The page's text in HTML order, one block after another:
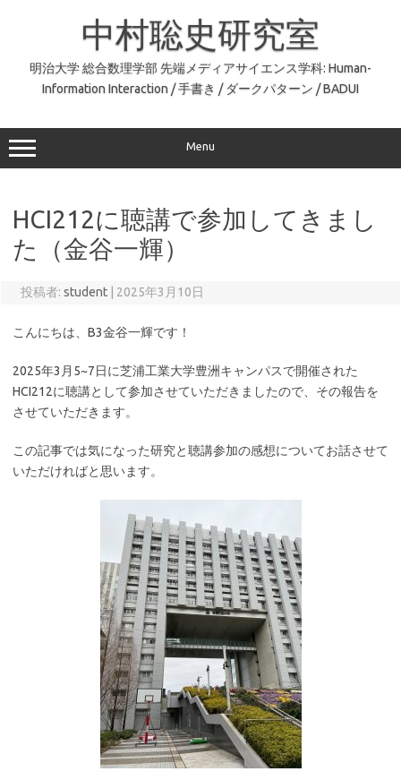
中村聡史研究室
明治大学 総合数理学部 先端メディアサイエンス学科: Human-
Information Interaction / 手書き / ダークパターン / BADUI
Menu
HCI212に聴講で参加してきまし
た（金谷一輝）
投稿者: student 2025年3月10日
こんにちは、B3金谷一輝です！
2025年3月5~7日に芝浦工業大学豊洲キャンパスで開催された
HCI212に聴講として参加させていただきましたので、その報告を
させていただきます。
この記事では気になった研究と聴講参加の感想についてお話させて
いただければと思います。